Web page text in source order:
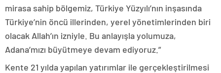
mirasa sahip bölgemiz, Türkiye Yüzyılı’nın inşasında
Türkiye’nin öncü illerinden, yerel yönetimlerinden biri
olacak Allah’ın izniyle. Bu anlayışla yolumuza,
Adana’mızı büyütmeye devam ediyoruz.”
Kente 21 yılda yapılan yatırımlar ile gerçekleştirilmesi